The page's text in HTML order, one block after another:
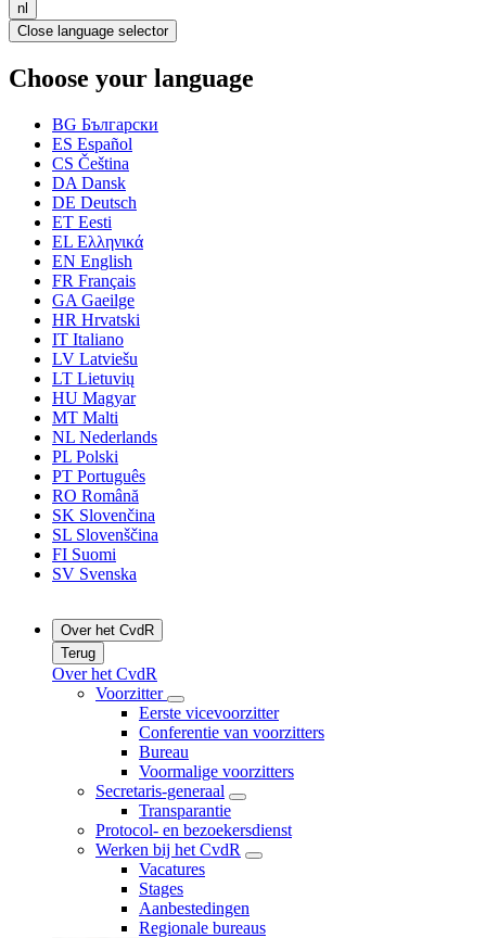
nl
Close language selector
Choose your language
BG Български
ES Español
CS Čeština
DA Dansk
DE Deutsch
ET Eesti
EL Ελληνικά
EN English
FR Français
GA Gaeilge
HR Hrvatski
IT Italiano
LV Latviešu
LT Lietuvių
HU Magyar
MT Malti
NL Nederlands
PL Polski
PT Português
RO Română
SK Slovenčina
SL Slovenščina
FI Suomi
SV Svenska
Over het CvdR
Terug
Over het CvdR
Voorzitter
Eerste vicevoorzitter
Conferentie van voorzitters
Bureau
Voormalige voorzitters
Secretaris-generaal
Transparantie
Protocol- en bezoekersdienst
Werken bij het CvdR
Vacatures
Stages
Aanbestedingen
Regionale bureaus